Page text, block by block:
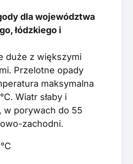
dla województwa
łódzkiego i
duże z większymi
Przelotne opady
maksymalna
Wiatr słaby i
w porywach do 55
zachodni.